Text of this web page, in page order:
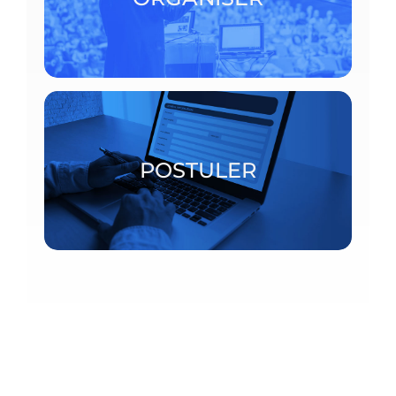
ORGANISER
POSTULER
Bourses postdoctorales et chercheurs invités
POSTULER